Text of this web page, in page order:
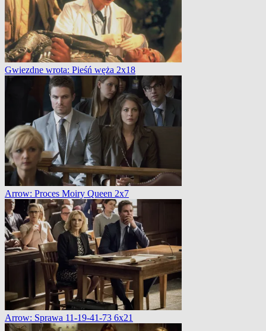
Gwiezdne wrota: Pieśń węża 2x18
Arrow: Proces Moiry Queen 2x7
Arrow: Sprawa 11-19-41-73 6x21